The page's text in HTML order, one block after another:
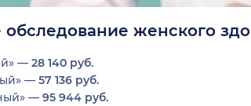
женского
— 28 140 руб.
— 57 136 руб.
— 95 944 руб.